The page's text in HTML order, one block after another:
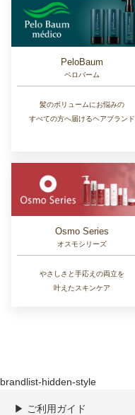
PeloBaum
ペロバーム
髪のボリュームにお悩みの
すべての方へ届けるヘアブランド
Osmo Series
オスモシリーズ
やさしさと手応えの両立を
叶えたスキンケア
brandlist-hidden-style
▶︎ ご利用ガイド